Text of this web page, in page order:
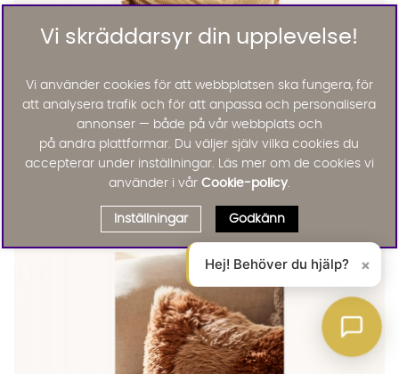
Vi skräddarsyr din upplevelse!
Vi använder cookies för att webbplatsen ska fungera, för
att analysera trafik och för att anpassa och personalisera
annonser — både på vår webbplats och
på andra plattformar. Du väljer själv vilka cookies du
accepterar under inställningar. Läs mer om de cookies vi
använder i vår Cookie-policy.
Inställningar Godkänn
Hej! Behöver du hjälp? ×